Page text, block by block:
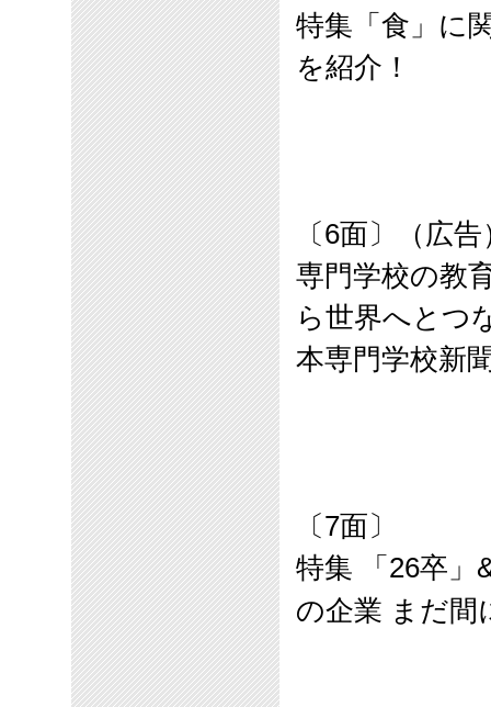
特集「食」に
を紹介！
〔 6面〕（広告
専門学校の教
ら世界へとつ
本専門学校新
〔 7面〕
特集
「 26卒」
の企業 まだ間